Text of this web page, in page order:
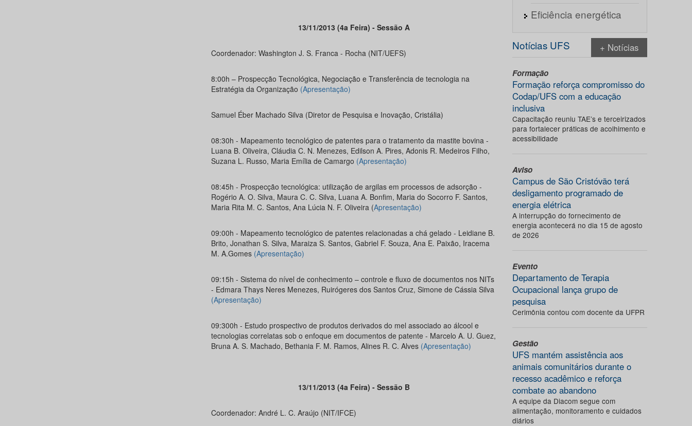
13/11/2013 (4a Feira) - Sessão A
Coordenador: Washington J. S. Franca - Rocha (NIT/UEFS)
8:00h – Prospecção Tecnológica, Negociação e Transferência de tecnologia na
Estratégia da Organização (Apresentação)
Samuel Éber Machado Silva (Diretor de Pesquisa e Inovação, Cristália)
08:30h - Mapeamento tecnológico de patentes para o tratamento da mastite bovina -
Luana B. Oliveira, Cláudia C. N. Menezes, Edilson A. Pires, Adonis R. Medeiros Filho,
Suzana L. Russo, Maria Emília de Camargo (Apresentação)
08:45h - Prospecção tecnológica: utilização de argilas em processos de adsorção -
Rogério A. O. Silva, Maura C. C. Silva, Luana A. Bonfim, Maria do Socorro F. Santos,
Maria Rita M. C. Santos, Ana Lúcia N. F. Oliveira (Apresentação)
09:00h - Mapeamento tecnológico de patentes relacionadas a chá gelado - Leidiane B.
Brito, Jonathan S. Silva, Maraiza S. Santos, Gabriel F. Souza, Ana E. Paixão, Iracema
M. A.Gomes (Apresentação)
09:15h - Sistema do nível de conhecimento – controle e fluxo de documentos nos NITs
- Edmara Thays Neres Menezes, Ruirógeres dos Santos Cruz, Simone de Cássia Silva
(Apresentação)
09:300h - Estudo prospectivo de produtos derivados do mel associado ao álcool e
tecnologias correlatas sob o enfoque em documentos de patente - Marcelo A. U. Guez,
Bruna A. S. Machado, Bethania F. M. Ramos, Alines R. C. Alves (Apresentação)
13/11/2013 (4a Feira) - Sessão B
Coordenador: André L. C. Araújo (NIT/IFCE)
Eficiência energética
Notícias UFS + Notícias
Formação
Formação reforça compromisso do
Codap/UFS com a educação
inclusiva
Capacitação reuniu TAE’s e terceirizados
para fortalecer práticas de acolhimento e
acessibilidade
Aviso
Campus de São Cristóvão terá
desligamento programado de
energia elétrica
A interrupção do fornecimento de
energia acontecerá no dia 15 de agosto
de 2026
Evento
Departamento de Terapia
Ocupacional lança grupo de
pesquisa
Cerimônia contou com docente da UFPR
Gestão
UFS mantém assistência aos
animais comunitários durante o
recesso acadêmico e reforça
combate ao abandono
A equipe da Diacom segue com
alimentação, monitoramento e cuidados
diários